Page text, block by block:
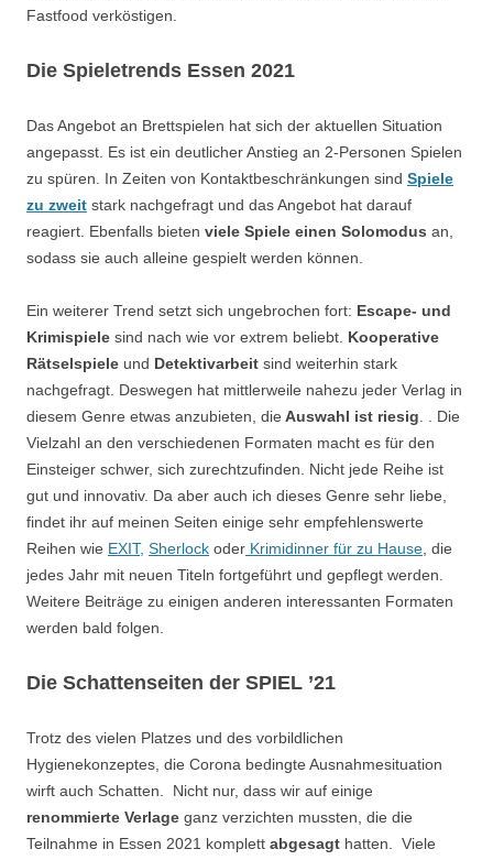
Fastfood verköstigen.
Die Spieletrends Essen 2021
Das Angebot an Brettspielen hat sich der aktuellen Situation
angepasst. Es ist ein deutlicher Anstieg an 2-Personen Spielen
zu spüren. In Zeiten von Kontaktbeschränkungen sind Spiele
zu zweit stark nachgefragt und das Angebot hat darauf
reagiert. Ebenfalls bieten viele Spiele einen Solomodus an,
sodass sie auch alleine gespielt werden können.
Ein weiterer Trend setzt sich ungebrochen fort: Escape- und
Krimispiele sind nach wie vor extrem beliebt. Kooperative
Rätselspiele und Detektivarbeit sind weiterhin stark
nachgefragt. Deswegen hat mittlerweile nahezu jeder Verlag in
diesem Genre etwas anzubieten, die Auswahl ist riesig. . Die
Vielzahl an den verschiedenen Formaten macht es für den
Einsteiger schwer, sich zurechtzufinden. Nicht jede Reihe ist
gut und innovativ. Da aber auch ich dieses Genre sehr liebe,
findet ihr auf meinen Seiten einige sehr empfehlenswerte
Reihen wie EXIT, Sherlock oder Krimidinner für zu Hause, die
jedes Jahr mit neuen Titeln fortgeführt und gepflegt werden.
Weitere Beiträge zu einigen anderen interessanten Formaten
werden bald folgen.
Die Schattenseiten der SPIEL ’21
Trotz des vielen Platzes und des vorbildlichen
Hygienekonzeptes, die Corona bedingte Ausnahmesituation
wirft auch Schatten. Nicht nur, dass wir auf einige
renommierte Verlage ganz verzichten mussten, die die
Teilnahme in Essen 2021 komplett abgesagt hatten. Viele